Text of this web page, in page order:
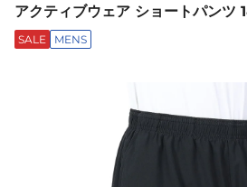
アクティブウェア ショートパンツ
SALE MENS